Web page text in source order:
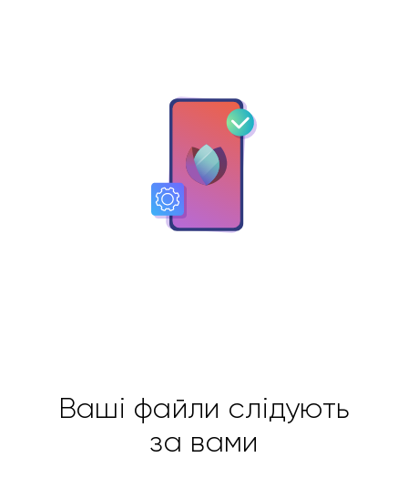
Ваші файли слідують
за вами